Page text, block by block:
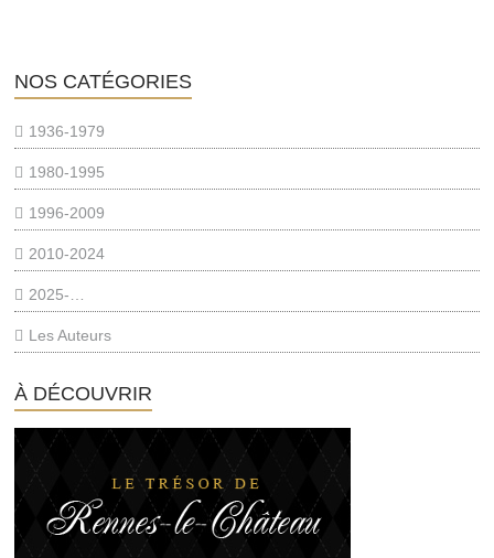
NOS CATÉGORIES
1936-1979
1980-1995
1996-2009
2010-2024
2025-…
Les Auteurs
À DÉCOUVRIR